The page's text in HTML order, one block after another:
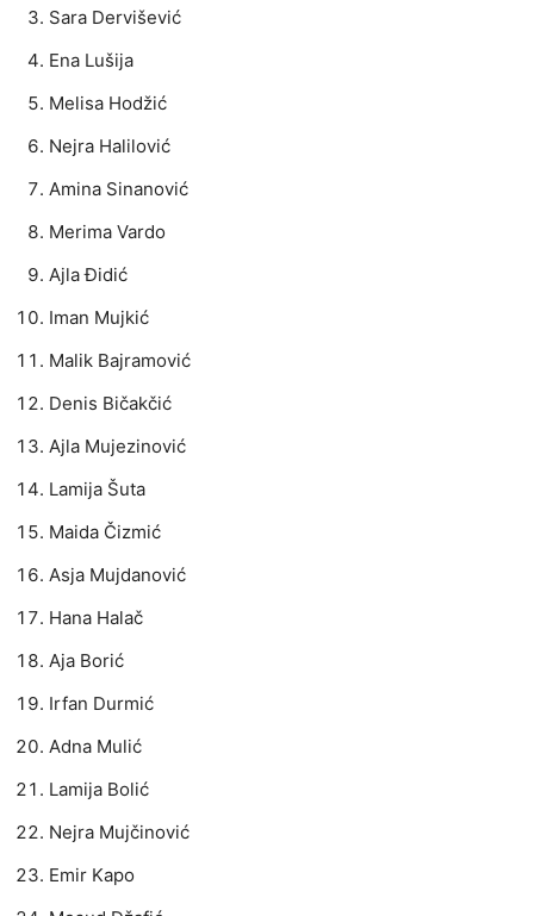
Sara Dervišević
Ena Lušija
Melisa Hodžić
Nejra Halilović
Amina Sinanović
Merima Vardo
Ajla Đidić
Iman Mujkić
Malik Bajramović
Denis Bičakčić
Ajla Mujezinović
Lamija Šuta
Maida Čizmić
Asja Mujdanović
Hana Halač
Aja Borić
Irfan Durmić
Adna Mulić
Lamija Bolić
Nejra Mujčinović
Emir Kapo